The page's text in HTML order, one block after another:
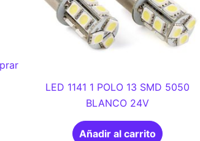
LED 1141 1 POLO 13 SMD 5050
BLANCO 24V
Añadir al carrito